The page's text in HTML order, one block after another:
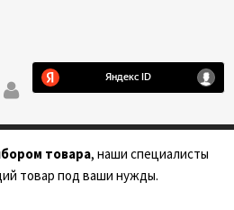
товара, наши специалисты
товар под ваши нужды.